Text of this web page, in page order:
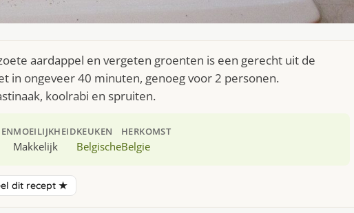
aardappel en vergeten groenten is een gerecht uit de
in ongeveer 40 minuten, genoeg voor 2 personen.
koolrabi en spruiten.
MOEILIJKHEID
Makkelijk
KEUKEN
Belgische
HERKOMST
Belgie
dit recept ★